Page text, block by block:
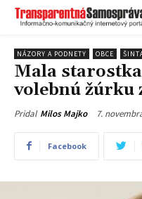
NÁZORY A PODNETY OBCE
Mala
volebnú žúrku
Pridal Milos Majko 7.
Facebook